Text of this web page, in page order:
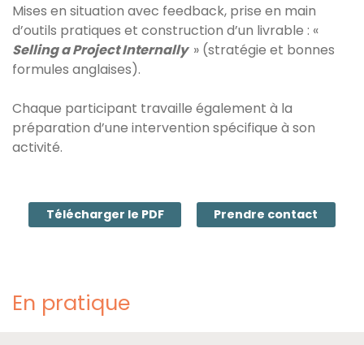
Mises en situation avec feedback, prise en main
d’outils pratiques et construction d’un livrable : «
Selling a Project Internally » (stratégie et bonnes
formules anglaises).
Chaque participant travaille également à la
préparation d’une intervention spécifique à son
activité.
Télécharger le PDF Prendre contact
En pratique